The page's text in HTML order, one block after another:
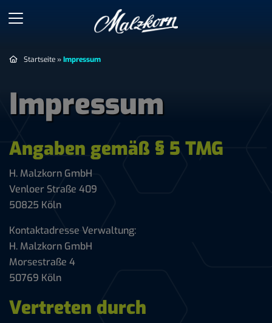
Startseite»Impressum
Impressum
Angaben gemäß § 5 TMG
H. Malzkorn GmbH
Venloer Straße 409
50825 Köln
Kontaktadresse Verwaltung:
H. Malzkorn GmbH
Morsestraße 4
50769 Köln
Vertreten durch